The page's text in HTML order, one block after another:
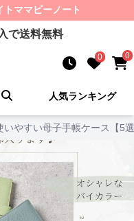
ト ママビーノート
で送料無料
0 0
人気ランキング
いやすい母子手帳ケース【5